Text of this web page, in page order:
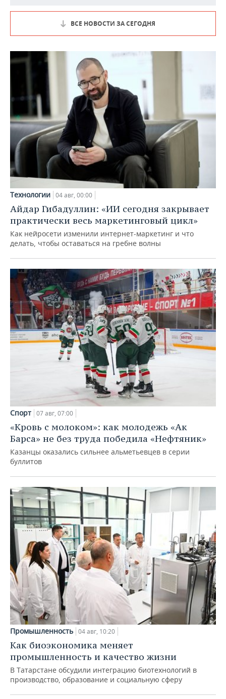
ВСЕ НОВОСТИ ЗА СЕГОДНЯ
Технологии 04 авг, 00:00
Айдар Гибадуллин: «ИИ сегодня закрывает
практически весь маркетинговый цикл»
Как нейросети изменили интернет-маркетинг и что
делать, чтобы оставаться на гребне волны
Спорт 07 авг, 07:00
«Кровь с молоком»: как молодежь «Ак
Барса» не без труда победила «Нефтяник»
Казанцы оказались сильнее альметьевцев в серии
буллитов
Промышленность 04 авг, 10:20
Как биоэкономика меняет
промышленность и качество жизни
В Татарстане обсудили интеграцию биотехнологий в
производство, образование и социальную сферу